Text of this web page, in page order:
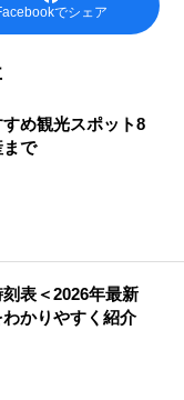
でシェア
すめ観光スポット8
で
表＜2026年最新
かりやすく紹介